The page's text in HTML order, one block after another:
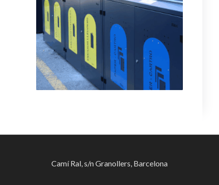
Camí Ral, s/n Granollers, Barcelona